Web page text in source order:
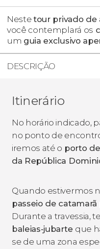
Nestetour privado de
você contemplará os
um guia exclusivo
DESCRIÇÃO
Itinerário
No horário indicado,
no ponto de
iremos até o porto
da República
Quando estivermos
passeio de
Durante a travessia,
baleias-jubarte que
se de uma zona